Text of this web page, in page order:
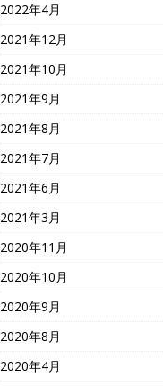
2022年4月
2021年12月
2021年10月
2021年9月
2021年8月
2021年7月
2021年6月
2021年3月
2020年11月
2020年10月
2020年9月
2020年8月
2020年4月